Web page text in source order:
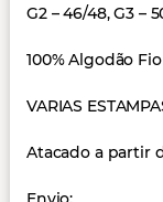
G2 – 46/48, G3 –
100% Algodão
VARIAS
Atacado a partir